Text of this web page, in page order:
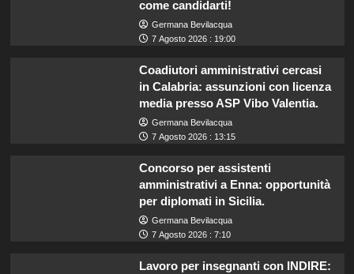
come candidarti!
Germana Bevilacqua
7 Agosto 2026 : 19:00
Coadiutori amministrativi cercasi
in Calabria: assunzioni con licenza
media presso ASP Vibo Valentia.
Germana Bevilacqua
7 Agosto 2026 : 13:15
Concorso per assistenti
amministrativi a Enna: opportunità
per diplomati in Sicilia.
Germana Bevilacqua
7 Agosto 2026 : 7:10
Lavoro per insegnanti con INDIRE: